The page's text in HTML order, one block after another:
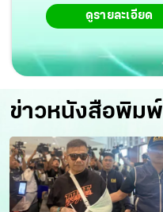
ดูรายละเอียด
ข่าวหนังสือพิมพ์